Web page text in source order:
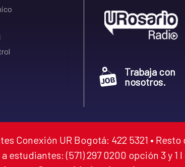
Trabaja con
nosotros.
Conexión UR Bogotá: 422 5321 • Resto
estudiantes: (571) 297 0200 opción 3 y 1